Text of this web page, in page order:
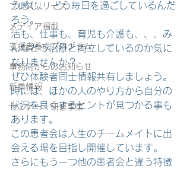
プレスリリース
メディア掲載
支援者養成プログラム
事務局からのお知らせ
新着情報
セミナー・研修事業
う感じ、 どう毎日を過ごしているんだ
ろう。
活も、仕事も、育児も介護も、、、み
んなどう治療と両立しているのか気に
なりませんか？
ぜひ体験者同士情報共有しましょう。
時には、ほかの人のやり方から自分の
状況を良くするヒントが見つかる事も
あります。
この患者会は人生のチームメイトに出
会える場を目指し開催しています。
さらにもう一つ他の患者会と違う特徴